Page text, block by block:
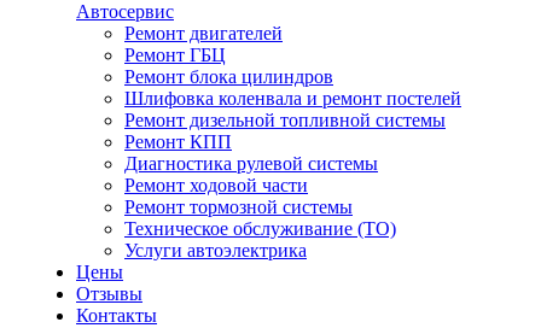
Автосервис
Ремонт двигателей
Ремонт ГБЦ
Ремонт блока цилиндров
Шлифовка коленвала и ремонт постелей
Ремонт дизельной топливной системы
Ремонт КПП
Диагностика рулевой системы
Ремонт ходовой части
Ремонт тормозной системы
Техническое обслуживание (ТО)
Услуги автоэлектрика
Цены
Отзывы
Контакты